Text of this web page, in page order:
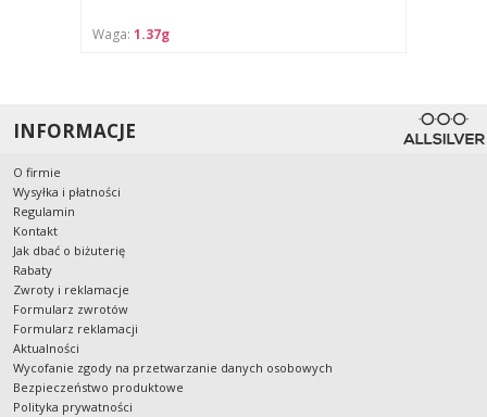
Waga: 1.37g
INFORMACJE
O firmie
Wysyłka i płatności
Regulamin
Kontakt
Jak dbać o biżuterię
Rabaty
Zwroty i reklamacje
Formularz zwrotów
Formularz reklamacji
Aktualności
Wycofanie zgody na przetwarzanie danych osobowych
Bezpieczeństwo produktowe
Polityka prywatności